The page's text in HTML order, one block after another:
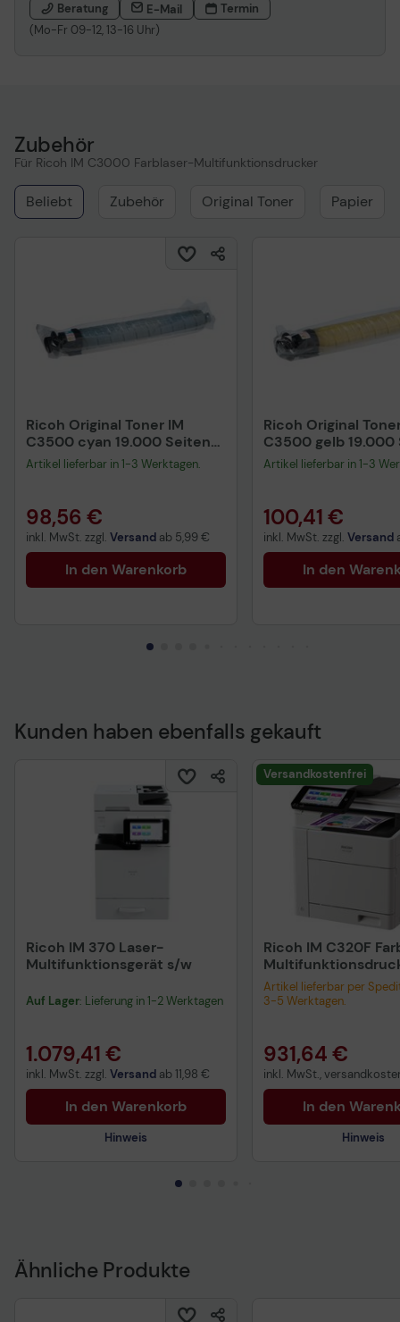
Beratung E-Mail
Termin
(Mo-Fr 09-12, 13-16 Uhr)
Zubehör
Für Ricoh IM C3000 Farblaser-Multifunktionsdrucker
Beliebt Zubehör Original Toner Papier
Ricoh Original Toner IM
C3500 cyan 19.000 Seiten
(842258)
Artikel lieferbar in 1-3 Werktagen.
98,56 €
inkl. MwSt. zzgl. Versand ab 5,99 €
In den Warenkorb
Ricoh Original
C3500 gelb 19.000
(842256)
Artikel lieferbar in 1-3
100,41 €
inkl. MwSt. zzgl. Versand
In den
Kunden haben ebenfalls gekauft
Ricoh IM 370 Laser-
Multifunktionsgerät s/w
Auf Lager: Lieferung in 1-2 Werktagen
1.079,41 €
inkl. MwSt. zzgl. Versand ab 11,98 €
In den Warenkorb
Hinweis
Versandkostenfrei
Ricoh IM C320F
Artikel lieferbar per
3-5 Werktagen.
931,64 €
inkl. MwSt.,
In den
Hinweis
Ähnliche Produkte